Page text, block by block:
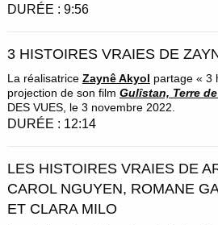
DURÉE : 9:56
3 HISTOIRES VRAIES DE
La réalisatrice Zaynê Akyol partage « 3
projection de son film Gulîstan, Terre
DES VUES, le 3 novembre 2022.
DURÉE : 12:14
LES HISTOIRES VRAIES DE
CAROL NGUYEN, ROMANE
ET CLARA MILO